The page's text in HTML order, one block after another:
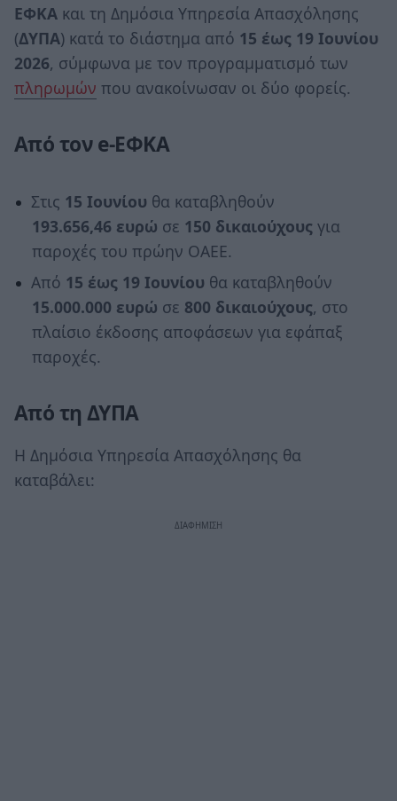
ΕΦΚΑ και τη Δημόσια Υπηρεσία Απασχόλησης
(ΔΥΠΑ) κατά το διάστημα από 15 έως 19 Ιουνίου
2026, σύμφωνα με τον προγραμματισμό των
πληρωμών που ανακοίνωσαν οι δύο φορείς.
Από τον e-ΕΦΚΑ
Στις 15 Ιουνίου θα καταβληθούν
193.656,46 ευρώ σε 150 δικαιούχουςγια
παροχές του πρώην ΟΑΕΕ.
Από 15 έως 19 Ιουνίου θα καταβληθούν
15.000.000 ευρώ σε 800 δικαιούχους, στο
πλαίσιο έκδοσης αποφάσεων για εφάπαξ
παροχές.
Από τη ΔΥΠΑ
Η Δημόσια Υπηρεσία Απασχόλησης θα
καταβάλει: